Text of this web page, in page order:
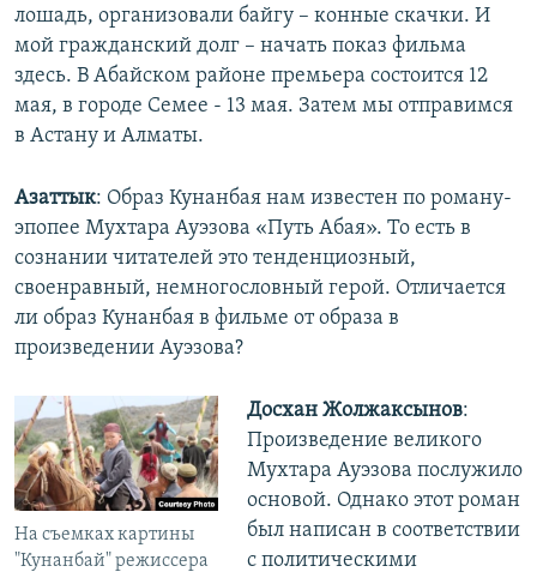
лошадь, организовали байгу – конные скачки. И
мой гражданский долг – начать показ фильма
здесь. В Абайском районе премьера состоится 12
мая, в городе Семее - 13 мая. Затем мы отправимся
в Астану и Алматы.
Азаттык: Образ Кунанбая нам известен по роману-
эпопее Мухтара Ауэзова «Путь Абая». То есть в
сознании читателей это тенденциозный,
своенравный, немногословный герой. Отличается
ли образ Кунанбая в фильме от образа в
произведении Ауэзова?
На съемках картины
"Кунанбай" режиссера
Досхан Жолжаксынов:
Произведение великого
Мухтара Ауэзова послужило
основой. Однако этот роман
был написан в соответствии
с политическими